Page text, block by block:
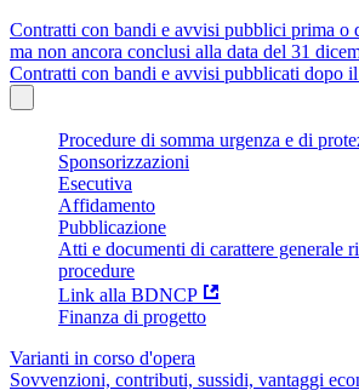
Contratti con bandi e avvisi pubblici prima o
ma non ancora conclusi alla data del 31
Contratti con bandi e avvisi pubblicati dopo
Procedure di somma urgenza e di
Sponsorizzazioni
Esecutiva
Affidamento
Pubblicazione
Atti e documenti di carattere generale
procedure
Link alla BDNCP
Finanza di progetto
Varianti in corso d'opera
Sovvenzioni, contributi, sussidi, vantaggi